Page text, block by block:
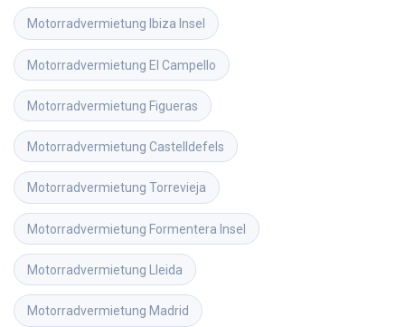
Motorradvermietung Ibiza Insel
Motorradvermietung El Campello
Motorradvermietung Figueras
Motorradvermietung Castelldefels
Motorradvermietung Torrevieja
Motorradvermietung Formentera Insel
Motorradvermietung Lleida
Motorradvermietung Madrid